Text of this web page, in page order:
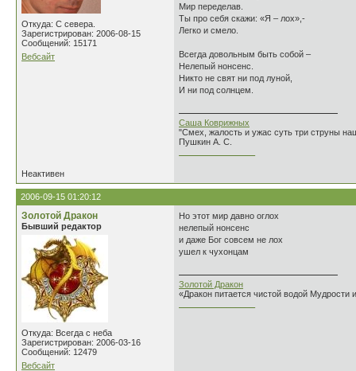
Откуда: С севера.
Зарегистрирован: 2006-08-15
Сообщений: 15171
Вебсайт
Мир переделав.
Ты про себя скажи: «Я – лох»,-
Легко и смело.
Всегда довольным быть собой –
Нелепый нонсенс.
Никто не свят ни под луной,
И ни под солнцем.
Саша Коврижных
"Смех, жалость и ужас суть три струны
Пушкин А. С.
Неактивен
2006-09-15 01:20:12
Золотой Дракон
Бывший редактор
Откуда: Всегда с неба
Зарегистрирован: 2006-03-16
Сообщений: 12479
Вебсайт
Но этот мир давно оглох
нелепый нонсенс
и даже Бог совсем не лох
ушел к чухонцам
Золотой Дракон
«Дракон питается чистой водой